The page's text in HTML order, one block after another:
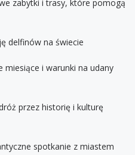
zabytki i trasy, które pomogą
delfinów na świecie
miesiące i warunki na udany
przez historię i kulturę
spotkanie z miastem